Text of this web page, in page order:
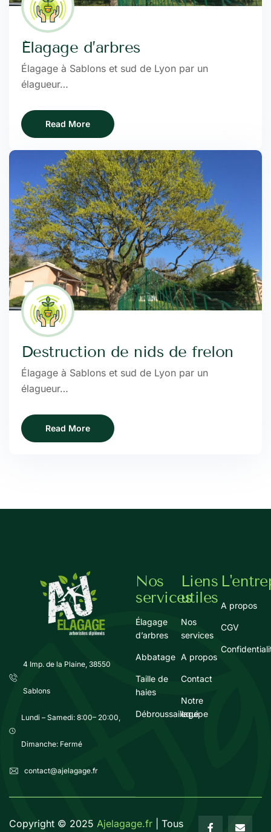
Élagage d’arbres
Élagage à Sablons et sud de Lyon par un
élagueur…
Read More
Destruction de nids de frelon
Élagage à Sablons et sud de Lyon par un
élagueur…
Read More
4 Imp. de la Plaine, 38550
Sablons
Lundi – Samedi: 8:00– 20:00,
Dimanche: Fermé
contact@ajelagage.fr
Nos
services
Élagage
d’arbres
Abbatage
Taille de
haies
Débroussaillage
Liens
utiles
Nos
services
A propos
Contact
Notre
equipe
A propos
CGV
Copyright © 2025 Ajelagage.fr | Tous